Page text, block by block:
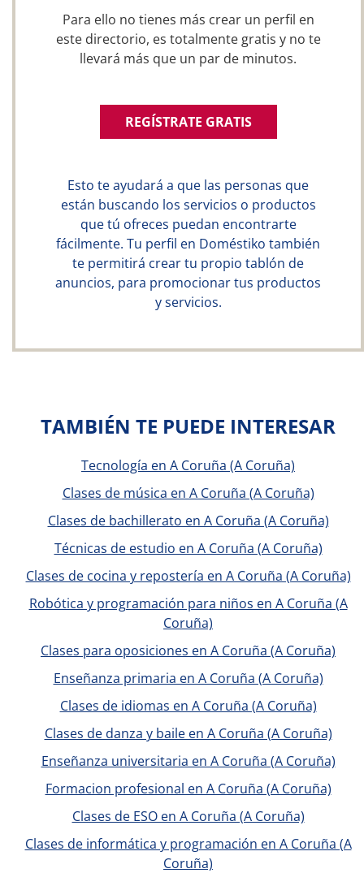
Para ello no tienes más crear un perfil en
este directorio, es totalmente gratis y no te
llevará más que un par de minutos.
REGÍSTRATE GRATIS
Esto te ayudará a que las personas que
están buscando los servicios o productos
que tú ofreces puedan encontrarte
fácilmente. Tu perfil en Doméstiko también
te permitirá crear tu propio tablón de
anuncios, para promocionar tus productos
y servicios.
TAMBIÉN TE PUEDE INTERESAR
Tecnología en A Coruña (A Coruña)
Clases de música en A Coruña (A Coruña)
Clases de bachillerato en A Coruña (A Coruña)
Técnicas de estudio en A Coruña (A Coruña)
Clases de cocina y repostería en A Coruña (A Coruña)
Robótica y programación para niños en A Coruña (A
Coruña)
Clases para oposiciones en A Coruña (A Coruña)
Enseñanza primaria en A Coruña (A Coruña)
Clases de idiomas en A Coruña (A Coruña)
Clases de danza y baile en A Coruña (A Coruña)
Enseñanza universitaria en A Coruña (A Coruña)
Formacion profesional en A Coruña (A Coruña)
Clases de ESO en A Coruña (A Coruña)
Clases de informática y programación en A Coruña (A
Coruña)